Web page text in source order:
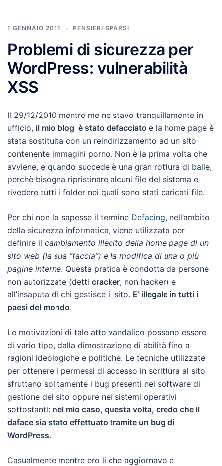
1 GENNAIO 2011 PENSIERI SPARSI
Problemi di sicurezza per
WordPress: vulnerabilità
XSS
Il 29/12/2010 mentre me ne stavo tranquillamente in
ufficio, il mio blog è stato defacciato e la home page è
stata sostituita con un reindirizzamento ad un sito
contenente immagini porno. Non è la prima volta che
avviene, e quando succede è una gran rottura di balle,
perchè bisogna ripristinare alcuni file del sistema e
rivedere tutti i folder nei quali sono stati caricati file.
Per chi non lo sapesse il termine Defacing, nell’ambito
della sicurezza informatica, viene utilizzato per
definire il cambiamento illecito della home page di un
sito web (la sua “faccia”) e la modifica di una o più
pagine interne. Questa pratica è condotta da persone
non autorizzate (detti cracker, non hacker) e
all’insaputa di chi gestisce il sito. E’ illegale in tutti i
paesi del mondo.
Le motivazioni di tale atto vandalico possono essere
di vario tipo, dalla dimostrazione di abilità fino a
ragioni ideologiche e politiche. Le tecniche utilizzate
per ottenere i permessi di accesso in scrittura al sito
sfruttano solitamente i bug presenti nel software di
gestione del sito oppure nei sistemi operativi
sottostanti: nel mio caso, questa volta, credo che il
daface sia stato effettuato tramite un bug di
WordPress.
Casualmente mentre ero li che aggiornavo e